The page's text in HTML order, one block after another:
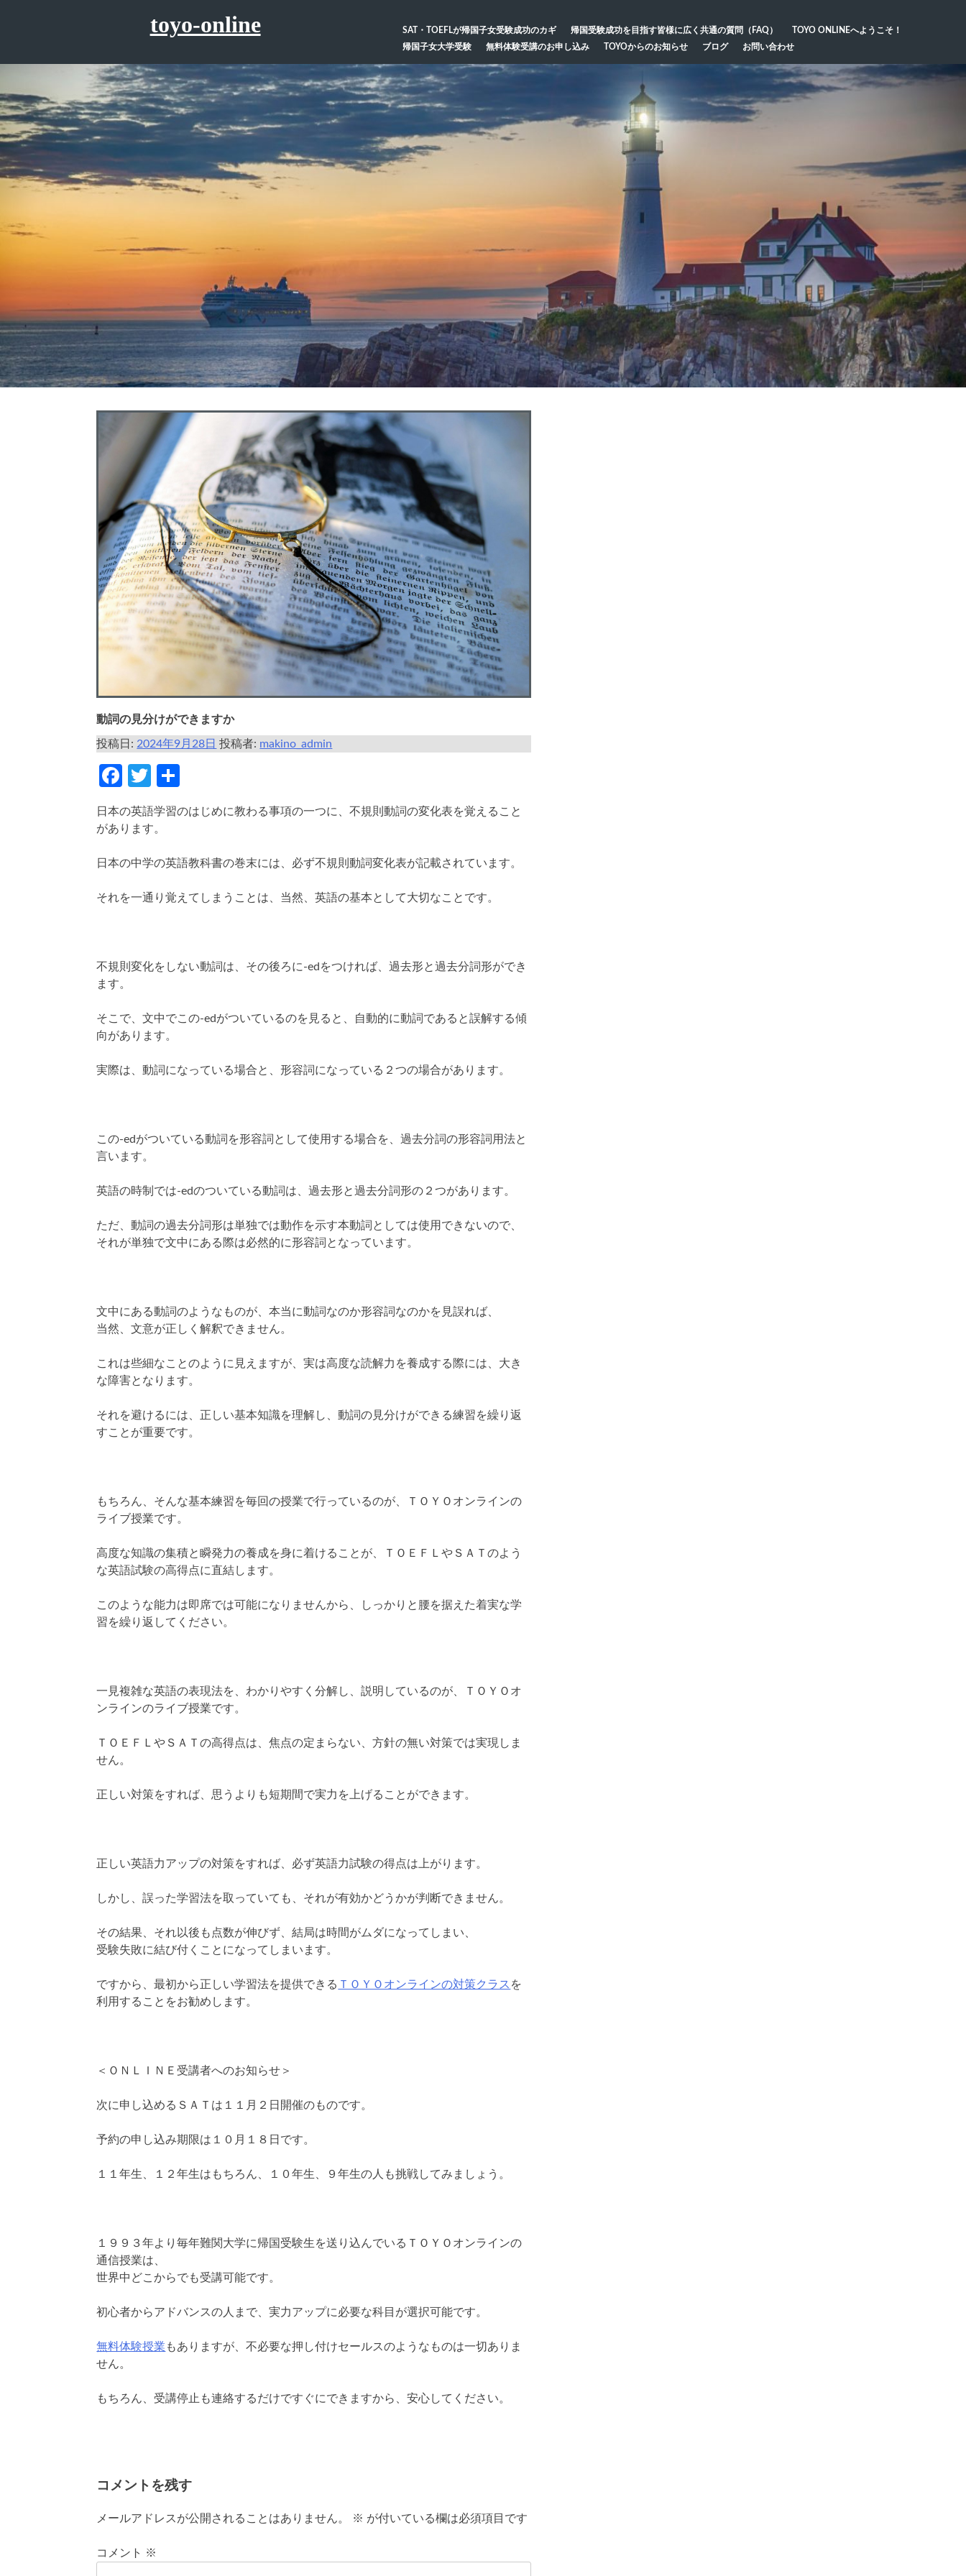
へ
ス
キ
ッ
プ
toyo-online SAT・TOEFLが帰国子女受験成功のカギ 帰国受験成功を目指す皆様に広く共通の質問（FAQ）
TOYO ONLINEへようこそ！
帰国子女大学受験
無料体験受講のお申し込み TOYOからのお知らせ ブログ お問い合わせ
動詞の見分けができますか
投稿日:2024年9月28日 投稿者: makino_admin
Facebook
Twitter
日本の英語学習のはじめに教わる事項の一つに、不規則動詞の変化表を覚えること
があります。
日本の中学の英語教科書の巻末には、必ず不規則動詞変化表が記載されています。
それを一通り覚えてしまうことは、当然、英語の基本として大切なことです。
不規則変化をしない動詞は、その後ろに‐edをつければ、過去形と過去分詞形ができ
ます。
そこで、文中でこの‐edがついているのを見ると、自動的に動詞であると誤解する傾
向があります。
実際は、動詞になっている場合と、形容詞になっている２つの場合があります。
この‐edがついている動詞を形容詞として使用する場合を、過去分詞の形容詞用法と
言います。
英語の時制では‐edのついている動詞は、過去形と過去分詞形の２つがあります。
ただ、動詞の過去分詞形は単独では動作を示す本動詞としては使用できないので、
それが単独で文中にある際は必然的に形容詞となっています。
文中にある動詞のようなものが、本当に動詞なのか形容詞なのかを見誤れば、
当然、文意が正しく解釈できません。
これは些細なことのように見えますが、実は高度な読解力を養成する際には、大き
な障害となります。
それを避けるには、正しい基本知識を理解し、動詞の見分けができる練習を繰り返
すことが重要です。
もちろん、そんな基本練習を毎回の授業で行っているのが、ＴＯＹＯオンラインの
ライブ授業です。
高度な知識の集積と瞬発力の養成を身に着けることが、ＴＯＥＦＬやＳＡＴのよう
な英語試験の高得点に直結します。
このような能力は即席では可能になりませんから、しっかりと腰を据えた着実な学
習を繰り返してください。
一見複雑な英語の表現法を、わかりやすく分解し、説明しているのが、ＴＯＹＯオ
ンラインのライブ授業です。
ＴＯＥＦＬやＳＡＴの高得点は、焦点の定まらない、方針の無い対策では実現しま
せん。
正しい対策をすれば、思うよりも短期間で実力を上げることができます。
正しい英語力アップの対策をすれば、必ず英語力試験の得点は上がります。
しかし、誤った学習法を取っていても、それが有効かどうかが判断できません。
その結果、それ以後も点数が伸びず、結局は時間がムダになってしまい、
受験失敗に結び付くことになってしまいます。
ですから、最初から正しい学習法を提供できる ＴＯＹＯオンラインの対策クラス を
利用することをお勧めします。
＜ＯＮＬＩＮＥ受講者へのお知らせ＞
次に申し込めるＳＡＴは１１月２日開催のものです。
予約の申し込み期限は１０月１８日です。
１１年生、１２年生はもちろん、１０年生、９年生の人も挑戦してみましょう。
１９９３年より毎年難関大学に帰国受験生を送り込んでいるＴＯＹＯオンラインの
通信授業は、
世界中どこからでも受講可能です。
初心者からアドバンスの人まで、実力アップに必要な科目が選択可能です。
無料体験授業 もありますが、不必要な押し付けセールスのようなものは一切ありま
せん。
もちろん、受講停止も連絡するだけですぐにできますから、安心してください。
コメントを残す
メールアドレスが公開されることはありません。 ※ が付いている欄は必須項目です
コメント ※